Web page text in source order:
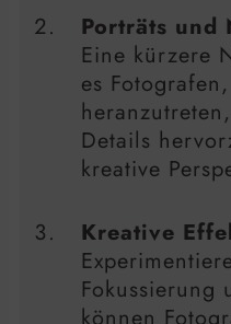
Porträts und
Eine kürzere
es
Details
kreative
Kreative
Fokussierung